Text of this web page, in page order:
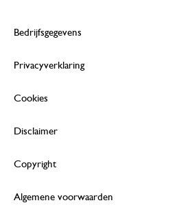
Bedrijfsgegevens
Privacyverklaring
Cookies
Disclaimer
Copyright
Algemene voorwaarden